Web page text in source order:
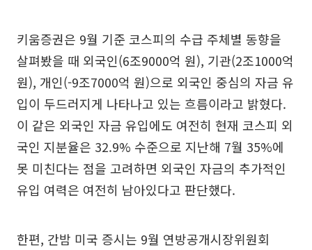
키움증권은 9월 기준 코스피의 수급 주체별 동향을
살펴봤을 때 외국인(6조9000억 원), 기관(2조1000억
원), 개인(-9조7000억 원)으로 외국인 중심의 자금 유
입이 두드러지게 나타나고 있는 흐름이라고 밝혔다.
이 같은 외국인 자금 유입에도 여전히 현재 코스피 외
국인 지분율은 32.9% 수준으로 지난해 7월 35%에
못 미친다는 점을 고려하면 외국인 자금의 추가적인
유입 여력은 여전히 남아있다고 판단했다.
한편, 간밤 미국 증시는 9월 연방공개시장위원회